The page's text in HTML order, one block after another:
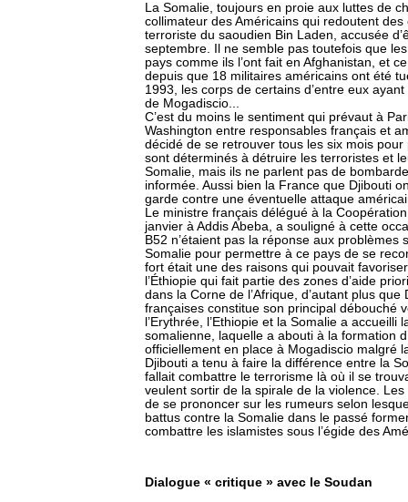
La Somalie, toujours en proie aux luttes de
collimateur des Américains qui redoutent
terroriste du saoudien Bin Laden, accusée
septembre. Il ne semble pas toutefois que
pays comme ils l’ont fait en Afghanistan, et
depuis que 18 militaires américains ont été
1993, les corps de certains d’entre eux
de Mogadiscio...
C’est du moins le sentiment qui prévaut à
Washington entre responsables français et
décidé de se retrouver tous les six mois
sont déterminés à détruire les terroristes et
Somalie, mais ils ne parlent pas de
informée. Aussi bien la France que Djibouti
garde contre une éventuelle attaque
Le ministre français délégué à la
janvier à Addis Abeba, a souligné à cette
B52 n’étaient pas la réponse aux
Somalie pour permettre à ce pays de se
fort était une des raisons qui pouvait
l’Éthiopie qui fait partie des zones d’aide
dans la Corne de l’Afrique, d’autant plus
françaises constitue son principal débouché
l’Erythrée, l’Ethiopie et la Somalie a
somalienne, laquelle a abouti à la formation
officiellement en place à Mogadiscio malgré
Djibouti a tenu à faire la différence entre la
fallait combattre le terrorisme là où il se
veulent sortir de la spirale de la violence.
de se prononcer sur les rumeurs selon
battus contre la Somalie dans le passé
combattre les islamistes sous l’égide des
Dialogue « critique » avec le Soudan